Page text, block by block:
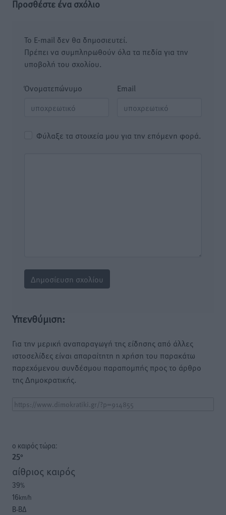
Προσθέστε ένα σχόλιο
Το E-mail δεν θα δημοσιευτεί.
Πρέπει να συμπληρωθούν όλα τα πεδία για την
υποβολή του σχολίου.
Όνοματεπώνυμο Email
Φύλαξε τα στοιχεία μου για την επόμενη φορά.
Υπενθύμιση:
Για την μερική αναπαραγωγή της είδησης από άλλες
ιστοσελίδες είναι απαραίτητη η χρήση του παρακάτω
παρεχόμενου συνδέσμου παραπομπής προς το άρθρο
της Δημοκρατικής.
o καιρός τώρα:
25°
αίθριος καιρός
39%
16km/h
Β-ΒΔ